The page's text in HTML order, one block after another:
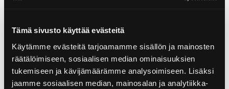
Tämä sivusto käyttää evästeitä
Käytämme evästeitä tarjoamamme sisällön ja mainosten
räätälöimiseen, sosiaalisen median ominaisuuksien
tukemiseen ja kävijämäärämme analysoimiseen. Lisäksi
jaamme sosiaalisen median, mainosalan ja analytiikka-
02.07.2026